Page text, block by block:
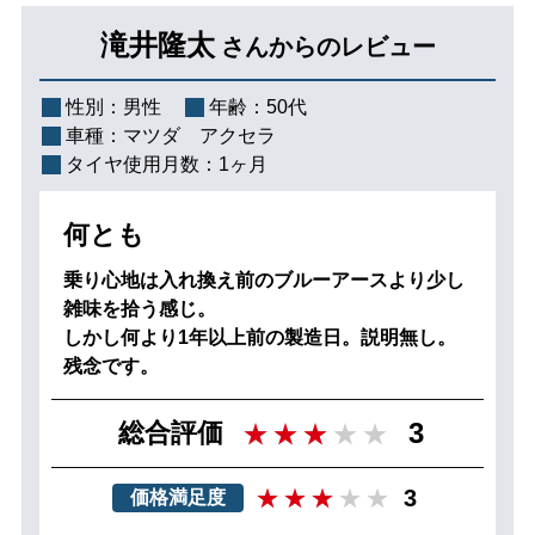
滝井隆太 さんからのレビュー
性別： 男性 年齢： 50代
車種： マツダ アクセラ
タイヤ使用月数： 1ヶ月
何とも
乗り心地は入れ換え前のブルーアースより少し
雑味を拾う感じ。
しかし何より1年以上前の製造日。説明無し。
残念です。
総合評価 3
価格満足度 3